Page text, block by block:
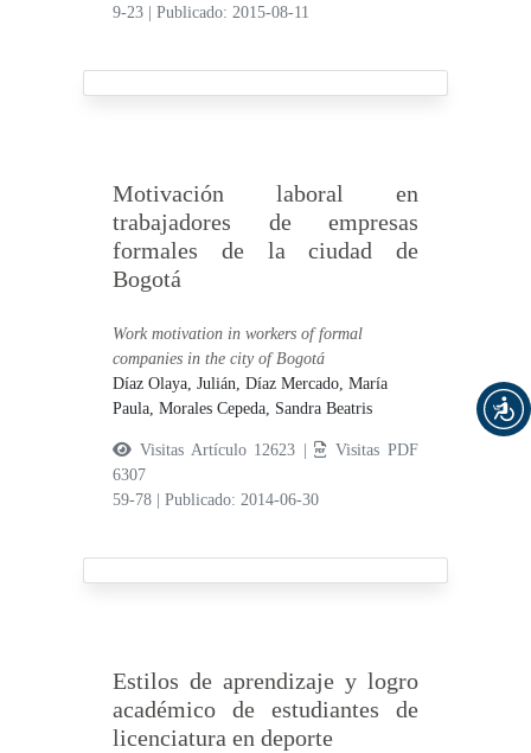
9-23
|Publicado: 2015-08-11
Motivación laboral en
trabajadores de empresas
formales de la ciudad de
Bogotá
Work motivation in workers of formal
companies in the city of Bogotá
Díaz Olaya, Julián,Díaz Mercado, María
Paula,Morales Cepeda, Sandra Beatris
Visitas Artículo 12623 |
Visitas PDF
6307
59-78
|Publicado: 2014-06-30
Estilos de aprendizaje y logro
académico de estudiantes de
licenciatura en deporte